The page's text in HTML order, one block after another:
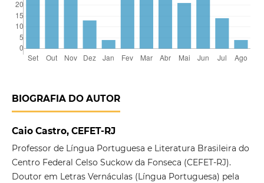
BIOGRAFIA DO AUTOR
Caio Castro, CEFET-RJ
Professor de Língua Portuguesa e Literatura Brasileira do
Centro Federal Celso Suckow da Fonseca (CEFET-RJ).
Doutor em Letras Vernáculas (Língua Portuguesa) pela